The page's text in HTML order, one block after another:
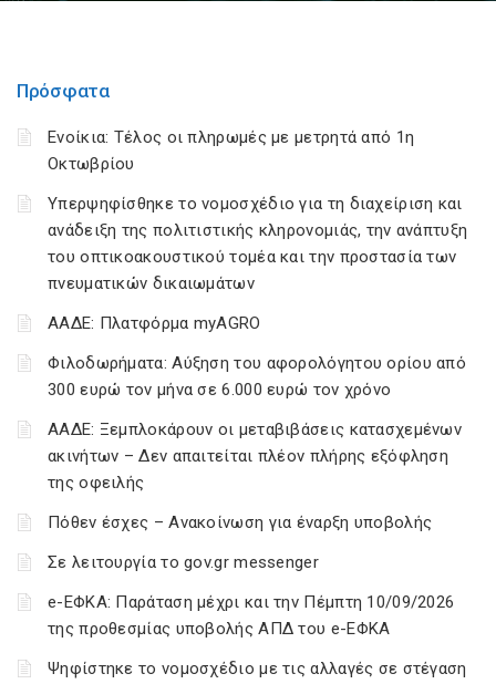
Πρόσφατα
Ενοίκια: Τέλος οι πληρωμές με μετρητά από 1η
Οκτωβρίου
Υπερψηφίσθηκε το νομοσχέδιο για τη διαχείριση και
ανάδειξη της πολιτιστικής κληρονομιάς, την ανάπτυξη
του οπτικοακουστικού τομέα και την προστασία των
πνευματικών δικαιωμάτων
ΑΑΔΕ: Πλατφόρμα myAGRO
Φιλοδωρήματα: Αύξηση του αφορολόγητου ορίου από
300 ευρώ τον μήνα σε 6.000 ευρώ τον χρόνο
ΑΑΔΕ: Ξεμπλοκάρουν οι μεταβιβάσεις κατασχεμένων
ακινήτων – Δεν απαιτείται πλέον πλήρης εξόφληση
της οφειλής
Πόθεν έσχες – Ανακοίνωση για έναρξη υποβολής
Σε λειτουργία το gov.gr messenger
e-ΕΦΚΑ: Παράταση μέχρι και την Πέμπτη 10/09/2026
της προθεσμίας υποβολής ΑΠΔ του e-ΕΦΚΑ
Ψηφίστηκε το νομοσχέδιο με τις αλλαγές σε στέγαση